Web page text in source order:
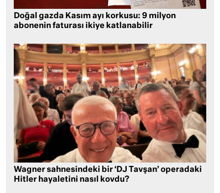
Doğal gazda Kasım ayı korkusu: 9 milyon
abonenin faturası ikiye katlanabilir
Wagner sahnesindeki bir ‘DJ Tavşan’ operadaki
Hitler hayaletini nasıl kovdu?